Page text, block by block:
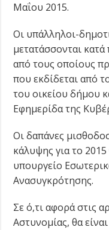
Μαΐου 2015.
Οι υπάλληλοι-
μετατάσσονται
από τους οποίους
που εκδίδεται από
του οικείου δήμου
Εφημερίδα της
Οι δαπάνες
κάλυψης για το
υπουργείο
Ανασυγκρότησης.
Σε ό,τι αφορά στις
Αστυνομίας, θα